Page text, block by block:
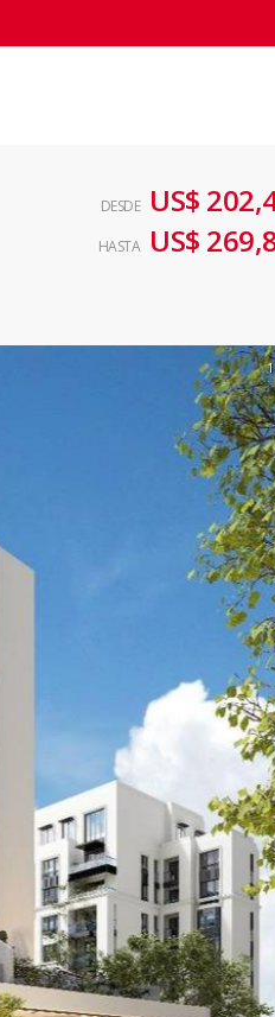
DESDE US$
HASTA US$